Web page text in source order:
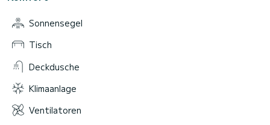
Sonnensegel
Tisch
Deckdusche
Klimaanlage
Ventilatoren